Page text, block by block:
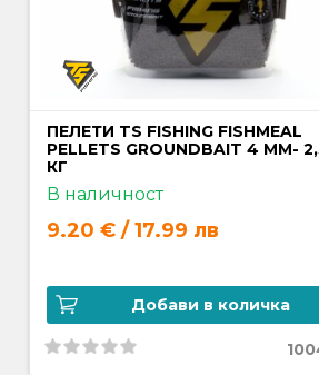
ПЕЛЕТИ TS FISHING FISHMEAL
PELLETS GROUNDBAIT 4 MM-
КГ
В наличност
9.20 € / 17.99 лв
Добави в количка